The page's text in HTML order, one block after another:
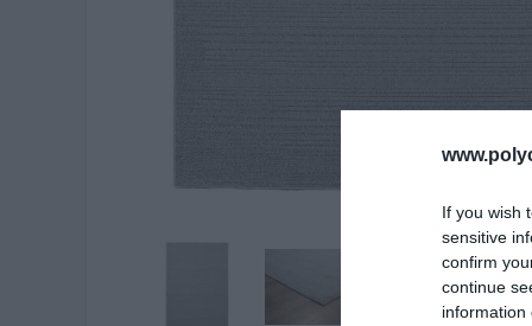
If you wish
sensitive
confirm
continue
information